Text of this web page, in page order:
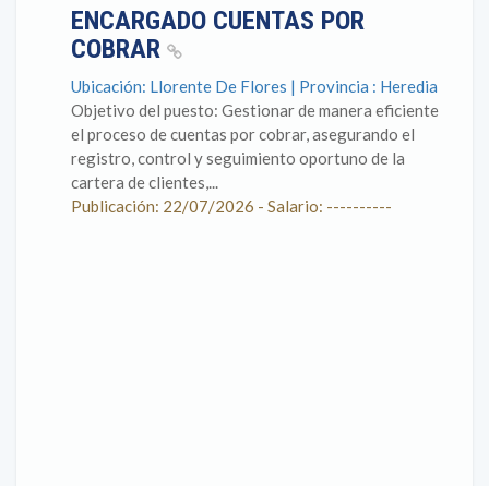
ENCARGADO CUENTAS POR
COBRAR
Ubicación: Llorente De Flores | Provincia : Heredia
Objetivo del puesto: Gestionar de manera eficiente
el proceso de cuentas por cobrar, asegurando el
registro, control y seguimiento oportuno de la
cartera de clientes,...
Publicación: 22/07/2026 - Salario: ----------